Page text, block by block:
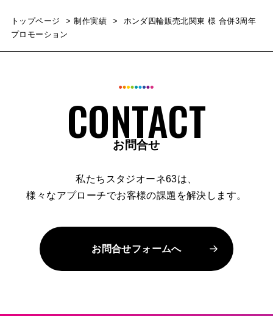
トップページ 制作実績
ホンダ四輪販売北関東 様 合併3周年
プロモーション
お問合せ
私たちスタジオーネ63は、
様々なアプローチでお客様の課題を解決します。
お問合せフォームへ